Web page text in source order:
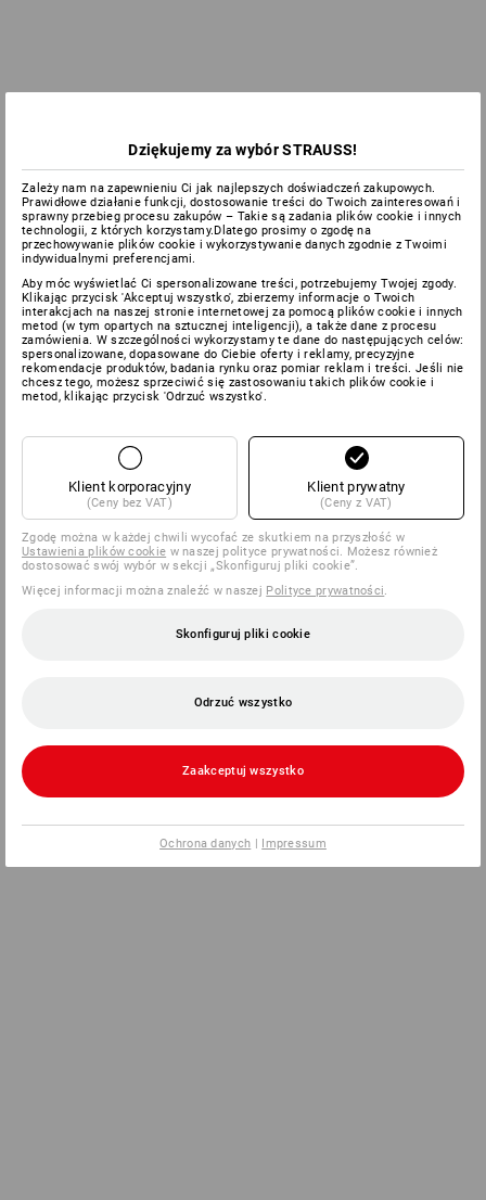
Dziękujemy za wybór STRAUSS!
Zależy nam na zapewnieniu Ci jak najlepszych doświadczeń zakupowych.
Prawidłowe działanie funkcji, dostosowanie treści do Twoich zainteresowań i
sprawny przebieg procesu zakupów – Takie są zadania plików cookie i innych
technologii, z których korzystamy.Dlatego prosimy o zgodę na
przechowywanie plików cookie i wykorzystywanie danych zgodnie z Twoimi
indywidualnymi preferencjami.
Aby móc wyświetlać Ci spersonalizowane treści, potrzebujemy Twojej zgody.
Klikając przycisk 'Akceptuj wszystko', zbierzemy informacje o Twoich
interakcjach na naszej stronie internetowej za pomocą plików cookie i innych
metod (w tym opartych na sztucznej inteligencji), a także dane z procesu
zamówienia. W szczególności wykorzystamy te dane do następujących celów:
spersonalizowane, dopasowane do Ciebie oferty i reklamy, precyzyjne
rekomendacje produktów, badania rynku oraz pomiar reklam i treści. Jeśli nie
chcesz tego, możesz sprzeciwić się zastosowaniu takich plików cookie i
metod, klikając przycisk 'Odrzuć wszystko'.
Klient korporacyjny
(Ceny bez VAT)
Klient prywatny
(Ceny z VAT)
Zgodę można w każdej chwili wycofać ze skutkiem na przyszłość w
Ustawienia plików cookie w naszej polityce prywatności. Możesz również
dostosować swój wybór w sekcji „Skonfiguruj pliki cookie”.
Więcej informacji można znaleźć w naszej Polityce prywatności
Skonfiguruj pliki cookie
Odrzuć wszystko
Zaakceptuj wszystko
Ochrona danych | Impressum